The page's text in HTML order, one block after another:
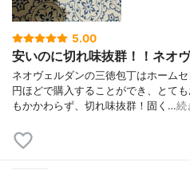
5.00
安いのに切れ味抜群！！ネオ
ネオヴェルダンの三徳包丁はホーム
円ほどで購入することができ、とて
もかかわらず、切れ味抜群！固く…続